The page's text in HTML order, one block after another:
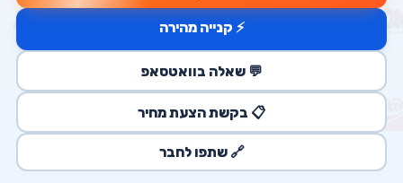
⚡ קנייה מהירה
💬 שאלה בוואטסאפ
📋 בקשת הצעת מחיר
🔗 שתפו לחבר